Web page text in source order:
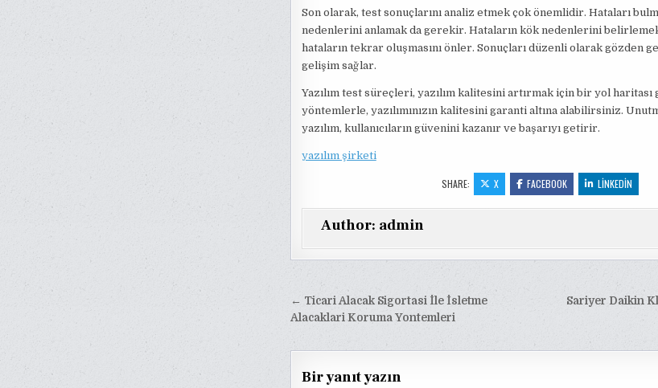
Son olarak, test sonuçlarını analiz etmek çok önemlidir. Hataları
nedenlerini anlamak da gerekir. Hataların kök nedenlerini
hataların tekrar oluşmasını önler. Sonuçları düzenli olarak gözden
gelişim sağlar.
Yazılım test süreçleri, yazılım kalitesini artırmak için bir yol
yöntemlerle, yazılımınızın kalitesini garanti altına alabilirsiniz.
yazılım, kullanıcıların güvenini kazanır ve başarıyı getirir.
yazılım şirketi
SHARE: X FACEBOOK LINKEDIN
Author: admin
Yazı
gezinmesi
Sariyer Daikin
← Ticari Alacak Sigortasi İle İsletme
Alacaklari Koruma Yontemleri
Bir yanıt yazın